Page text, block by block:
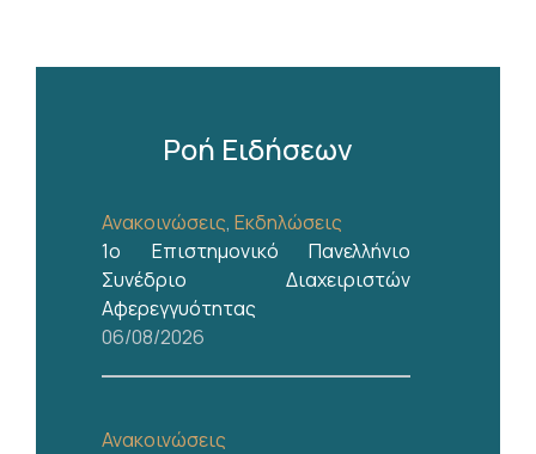
Ροή Ειδήσεων
Ανακοινώσεις,Εκδηλώσεις
1ο Επιστημονικό Πανελλήνιο
Συνέδριο Διαχειριστών
Αφερεγγυότητας
06/08/2026
Ανακοινώσεις